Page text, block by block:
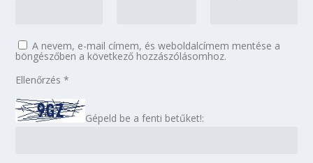
A nevem, e-mail címem, és weboldalcímem mentése a
böngészőben a következő hozzászólásomhoz.
Ellenőrzés*
Gépeld be a fenti betűket!: